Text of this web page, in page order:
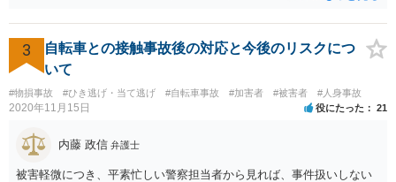
3
自転車との接触事故後の対応と今後のリスクにつ
いて
#物損事故 #ひき逃げ・当て逃げ #自転車事故 #加害者 #被害者 #人身事故
2020年11月15日 役にたった 21
内藤 政信 弁護士
被害軽微につき、平素忙しい警察担当者から見れば、事件扱いしない